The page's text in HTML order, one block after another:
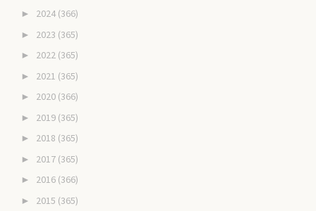
► 2024 (366)
► 2023 (365)
► 2022 (365)
► 2021 (365)
► 2020 (366)
► 2019 (365)
► 2018 (365)
► 2017 (365)
► 2016 (366)
► 2015 (365)